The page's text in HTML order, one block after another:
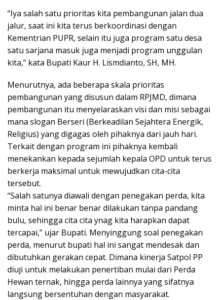
“Iya salah satu prioritas kita pembangunan jalan dua
jalur, saat ini kita terus berkoordinasi dengan
Kementrian PUPR, selain itu juga program satu desa
satu sarjana masuk juga menjadi program unggulan
kita,” kata Bupati Kaur H. Lismdianto, SH, MH.
Menurutnya, ada beberapa skala prioritas
pembangunan yang disusun dalam RPJMD, dimana
pembangunan itu menyelaraskan visi dan misi sebagai
mana slogan Berseri (Berkeadilan Sejahtera Energik,
Religius) yang digagas oleh pihaknya dari jauh hari.
Terkait dengan program ini pihaknya kembali
menekankan kepada sejumlah kepala OPD untuk terus
berkerja maksimal untuk mewujudkan cita-cita
tersebut.
“Salah satunya diawali dengan penegakan perda, kita
minta hal ini benar benar dilakukan tanpa pandang
bulu, sehingga cita cita ynag kita harapkan dapat
tercapai,” ujar Bupati. Menyinggung soal penegakan
perda, menurut bupati hal ini sangat mendesak dan
dibutuhkan gerakan cepat. Dimana kinerja Satpol PP
diuji untuk melakukan penertiban mulai dari Perda
Hewan ternak, hingga perda lainnya yang sifatnya
langsung bersentuhan dengan masyarakat.